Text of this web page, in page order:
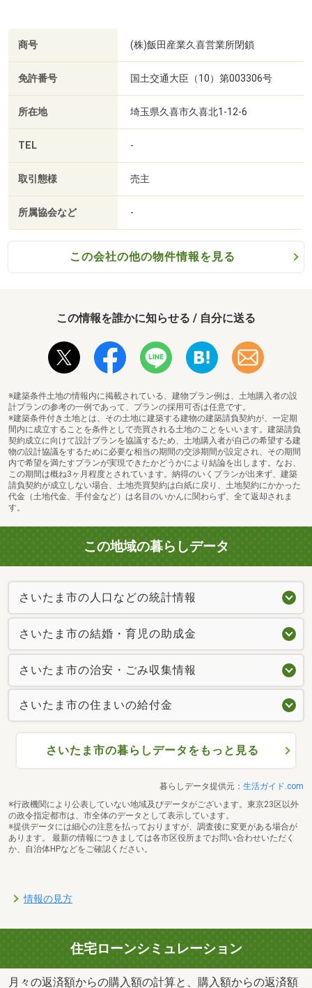
商号 (株)飯田産業久喜営業所閉鎖
免許番号 国土交通大臣（10）第003306号
所在地 埼玉県久喜市久喜北1-12-6
TEL -
取引態様 売主
所属協会など -
この会社の他の物件情報を見る
この情報を誰かに知らせる / 自分に送る
※建築条件土地の情報内に掲載されている、建物プラン例は、土地購入者の設
計プランの参考の一例であって、プランの採用可否は任意です。
※建築条件付き土地とは、その土地に建築する建物の建築請負契約が、一定期
間内に成立することを条件として売買される土地のことをいいます。建築請負
契約成立に向けて設計プランを協議するため、土地購入者が自己の希望する建
物の設計協議をするために必要な相当の期間の交渉期間が設定され、その期間
内で希望を満たすプランが実現できたかどうかにより結論を出します。なお、
この期間は概ね3ヶ月程度とされています。納得のいくプランが出来ず、建築
請負契約が成立しない場合、土地売買契約は白紙に戻り、土地契約にかかった
代金（土地代金、手付金など）は名目のいかんに関わらず、全て返却されま
す。
この地域の暮らしデータ
さいたま市の人口などの統計情報
さいたま市の結婚・育児の助成金
さいたま市の治安・ごみ収集情報
さいたま市の住まいの給付金
さいたま市の暮らしデータをもっと見る
暮らしデータ提供元： 生活ガイド.com
※行政機関により公表していない地域及びデータがございます。東京23区以外
の政令指定都市は、市全体のデータとして表示しています。
※提供データには細心の注意を払っておりますが、調査後に変更がある場合が
あります。 最新の情報につきましては各市区役所までお問い合わせいただく
か、自治体HPなどをご確認ください。
情報の見方
住宅ローンシミュレーション
月々の返済額からの購入額の計算と、購入額からの返済額